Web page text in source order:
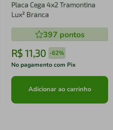
Placa Cega 4x2 Tramontina
Lux² Branca
397 pontos
R$ 11,30 -62%
No pagamento com Pix
Adicionar ao carrinho